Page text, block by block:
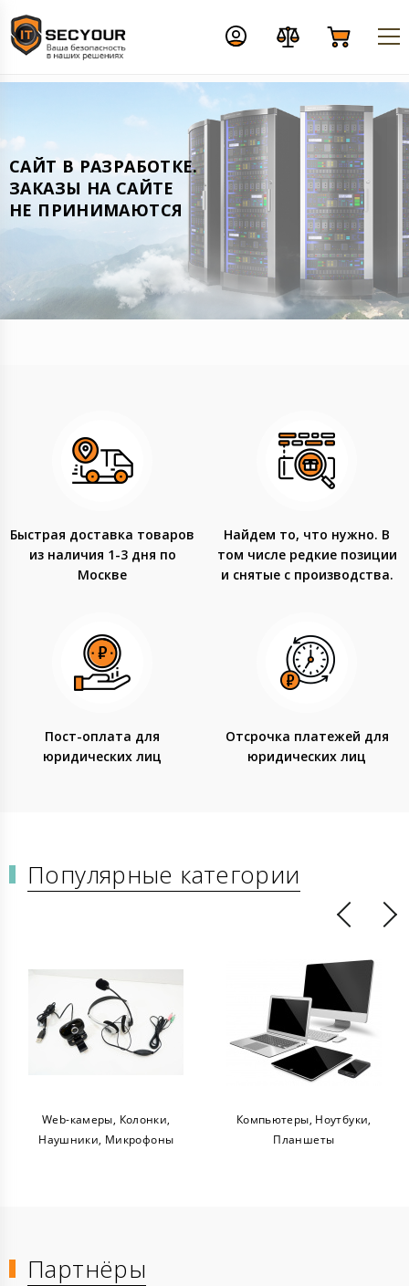
CАЙТ В РАЗРАБОТКЕ.
ЗАКАЗЫ НА САЙТЕ
НЕ ПРИНИМАЮТСЯ
Быстрая доставка товаров
из наличия 1-3 дня по
Москве
Найдем то, что нужно. В
том числе редкие позиции
и снятые с производства.
Пост-оплата для
юридических лиц
Отсрочка платежей для
юридических лиц
Популярные категории
Web-камеры, Колонки,
Наушники, Микрофоны
Компьютеры, Ноутбуки,
Планшеты
Партнёры